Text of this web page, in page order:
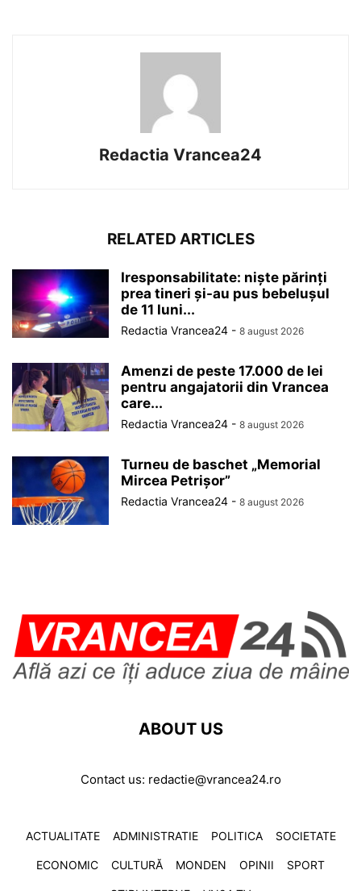
Redactia Vrancea24
RELATED ARTICLES
Iresponsabilitate: niște părinți
prea tineri și-au pus bebelușul
de 11 luni...
Redactia Vrancea24 - 8 august 2026
Amenzi de peste 17.000 de lei
pentru angajatorii din Vrancea
care...
Redactia Vrancea24 - 8 august 2026
Turneu de baschet „Memorial
Mircea Petrișor”
Redactia Vrancea24 - 8 august 2026
ABOUT US
Contact us: redactie@vrancea24.ro
ACTUALITATE ADMINISTRATIE POLITICA SOCIETATE
ECONOMIC CULTURĂ MONDEN OPINII SPORT